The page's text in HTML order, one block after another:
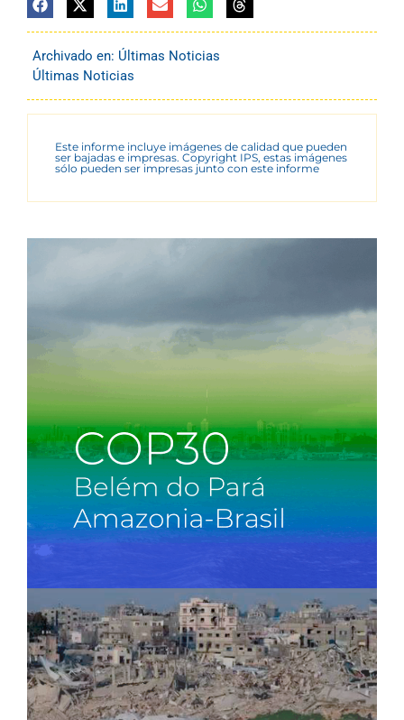
Archivado en: Últimas Noticias
Últimas Noticias
Este informe incluye imágenes de calidad que pueden
ser bajadas e impresas. Copyright IPS, estas imágenes
sólo pueden ser impresas junto con este informe